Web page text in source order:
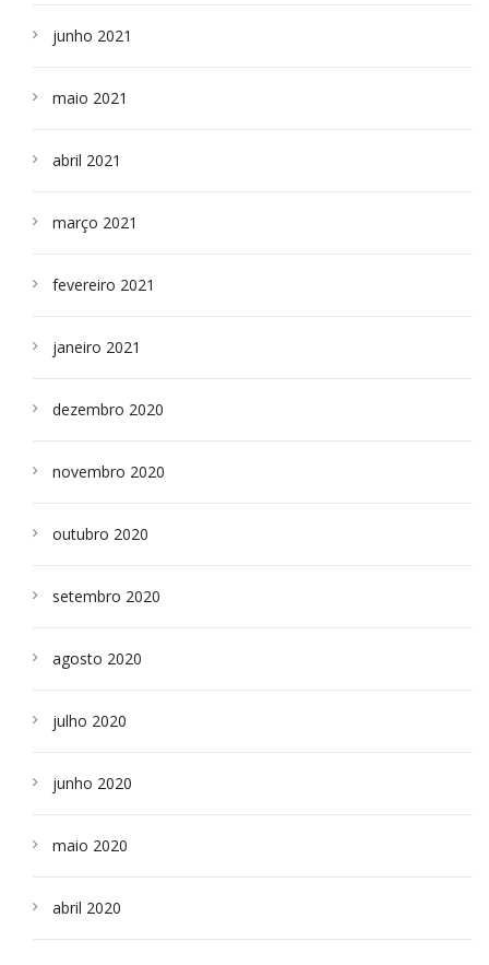
junho 2021
maio 2021
abril 2021
março 2021
fevereiro 2021
janeiro 2021
dezembro 2020
novembro 2020
outubro 2020
setembro 2020
agosto 2020
julho 2020
junho 2020
maio 2020
abril 2020